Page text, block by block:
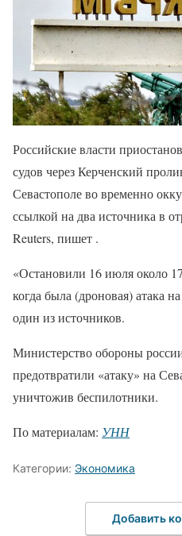
Российские власти
судов через Керченский
Севастополе во временно
ссылкой на два источника в
Reuters, пишет .
«Остановили 16 июля около
когда была (дроновая) атака
один из источников.
Министерство обороны
предотвратили «атаку» на
уничтожив беспилотники.
По материалам: УНН
Категории: Экономика
Добавить